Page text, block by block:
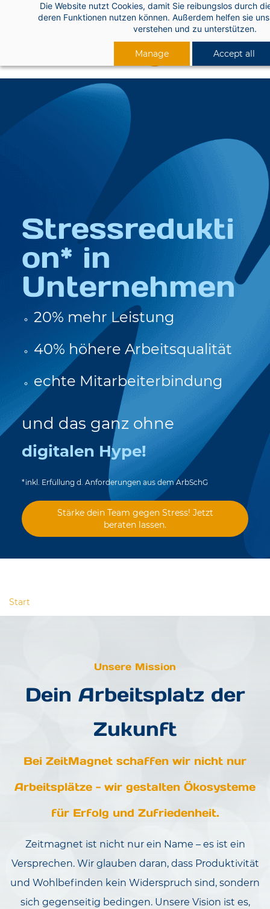
Die Website nutzt Cookies, damit Sie reibungslos durch
deren Funktionen nutzen können. Außerdem helfen sie
verstehen und zu unterstützen.
Manage Accept all
content
Stressredukti
on* in
Unternehmen
20% mehr Leistung
40% höhere Arbeitsqualität
echte Mitarbeiterbindung
und das ganz ohne
digitalen Hype!
*inkl. Erfüllung d. Anforderungen aus dem ArbSchG
Stärke dein Team gegen Stress! Jetzt
beraten lassen.
Start
Unsere Mission
Dein Arbeitsplatz der
Zukunft
Bei ZeitMagnet schaffen wir nicht nur
Arbeitsplätze - wir gestalten Ökosysteme
für Erfolg und Zufriedenheit.
Zeitmagnet ist nicht nur ein Name – es ist ein
Versprechen. Wir glauben daran, dass Produktivität
und Wohlbefinden kein Widerspruch sind, sondern
sich gegenseitig bedingen. Unsere Vision ist es,